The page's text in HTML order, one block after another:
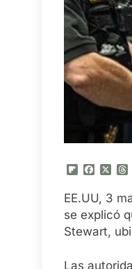
Flipboard
EE.UU, 3
se explicó
Stewart,
Las